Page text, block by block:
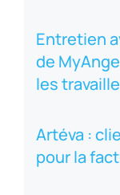
Entretien
de
les
Artéva :
pour la